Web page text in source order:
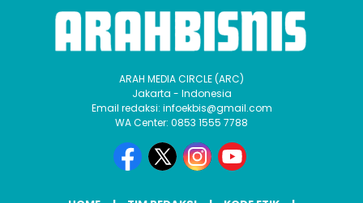
ARAH MEDIA CIRCLE (ARC)
Jakarta - Indonesia
Email redaksi: infoekbis@gmail.com
WA Center: 0853 1555 7788